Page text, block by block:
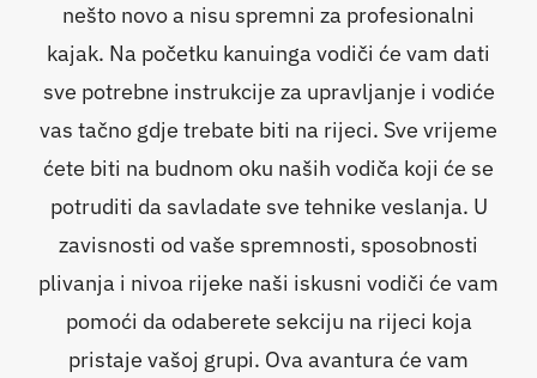
nešto novo a nisu spremni za profesionalni
kajak. Na početku kanuinga vodiči će vam dati
sve potrebne instrukcije za upravljanje i vodiće
vas tačno gdje trebate biti na rijeci. Sve vrijeme
ćete biti na budnom oku naših vodiča koji će se
potruditi da savladate sve tehnike veslanja. U
zavisnosti od vaše spremnosti, sposobnosti
plivanja i nivoa rijeke naši iskusni vodiči će vam
pomoći da odaberete sekciju na rijeci koja
pristaje vašoj grupi. Ova avantura će vam